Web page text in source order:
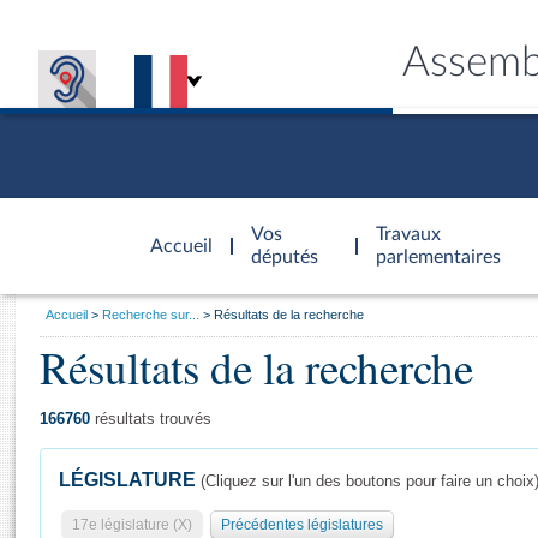
Accueil
d'accueil
Vos
députés
Travaux
parlementaires
Général
Vous
Accueil Recherche sur... Résultats de la recherche
Résultats de la recherche
166760 résultats trouvés
LÉGISLATURE (Cliquez sur l'un des boutons pour faire un choix)
17e législature (X) Précédentes législatures